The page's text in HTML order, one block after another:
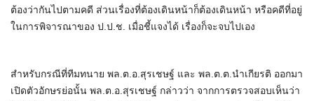
ต้องว่ากันไปตามคดี ส่วนเรื่องที่ต้องเดินหน้าก็ต้องเดินหน้า หรือคดีที่อยู่
ในการพิจารณาของ ป.ป.ช. เมื่อชี้แจงได้ เรื่องก็จะจบไปเอง
สำหรับกรณีที่ทีมทนาย พล.ต.อ.สุรเชษฐ์ และ พล.ต.ต.นำเกียรติ ออกมา
เปิดตัวอักษรย่อนั้น พล.ต.อ.สุรเชษฐ์ กล่าวว่า จากการตรวจสอบเห็นว่า